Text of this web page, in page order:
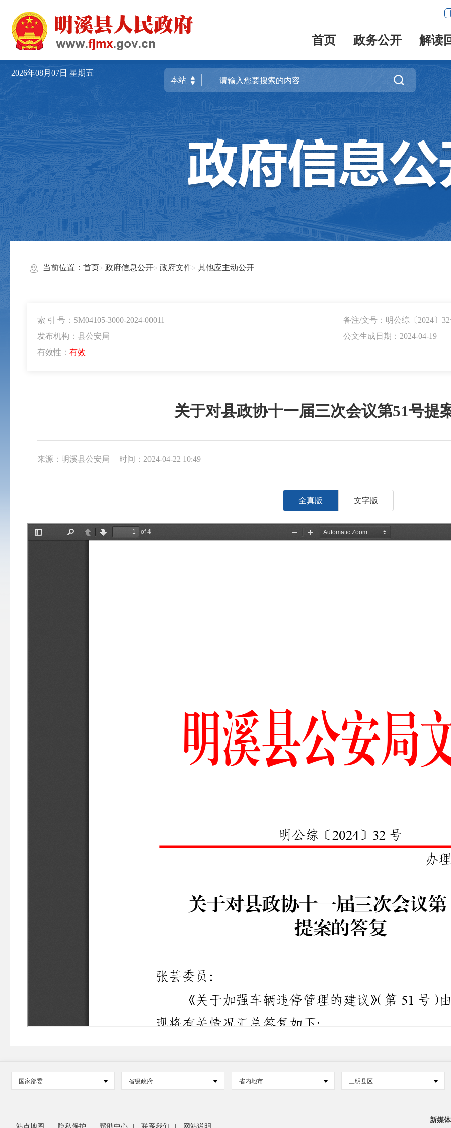
首页 政务公开 解读
2026年08月07日 星期五

当前位置： 首页 政府信息公开 政府文件 其他应主动公开
索 引 号：SM04105-3000-2024-00011
备注/文号：明公综〔2024〕
发布机构：县公安局
公文生成日期：2024-04-19
有效性： 有效
关于对县政协十一届三次会议第51号提
来源：明溪县公安局 时间：2024-04-22 10:49
全真版 文字版
国家部委 省级政府 省内地市 三明县区
新媒